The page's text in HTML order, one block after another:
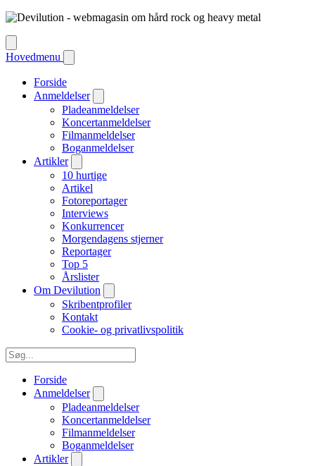
Hovedmenu
Forside
Anmeldelser
Pladeanmeldelser
Koncertanmeldelser
Filmanmeldelser
Boganmeldelser
Artikler
10 hurtige
Artikel
Fotoreportager
Interviews
Konkurrencer
Morgendagens stjerner
Reportager
Top 5
Årslister
Om Devilution
Skribentprofiler
Kontakt
Cookie- og privatlivspolitik
Forside
Anmeldelser
Pladeanmeldelser
Koncertanmeldelser
Filmanmeldelser
Boganmeldelser
Artikler